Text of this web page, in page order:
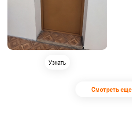
Узнать
Смотреть еще